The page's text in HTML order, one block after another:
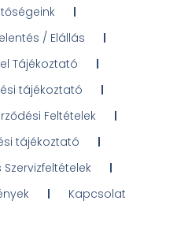
/ Elállás
Tájékoztató
tájékoztató
Feltételek
tájékoztató
Kapcsolat